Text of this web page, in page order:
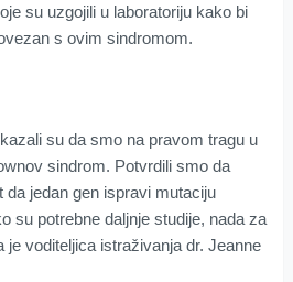
su uzgojili u laboratoriju kako bi
s ovim sindromom.
su da smo na pravom tragu u
sindrom. Potvrdili smo da
da jedan gen ispravi mutaciju
su potrebne daljnje studije, nada za
je voditeljica istraživanja dr. Jeanne